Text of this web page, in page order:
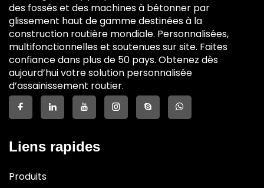
des fossés et des machines à bétonner par
glissement haut de gamme destinées à la
construction routière mondiale. Personnalisées,
multifonctionnelles et soutenues sur site. Faites
confiance dans plus de 50 pays. Obtenez dès
aujourd’hui votre solution personnalisée
d’assainissement routier.
Liens rapides
Produits